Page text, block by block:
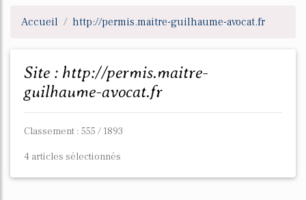
Accueil http://permis.maitre-guilhaume-avocat.fr
Site : http://permis.maitre-
guilhaume-avocat.fr
Classement : 555 / 1893
4 articles sélectionnés